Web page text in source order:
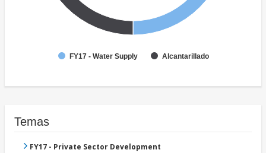
FY17 - Water Supply Alcantarillado
Temas
FY17 - Private Sector Development